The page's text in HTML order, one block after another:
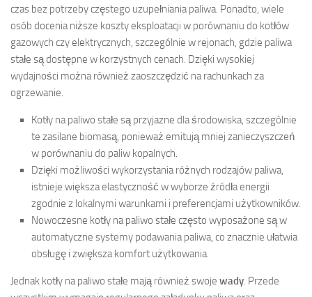
czas bez potrzeby częstego uzupełniania paliwa. Ponadto, wiele
osób docenia niższe koszty eksploatacji w porównaniu do kotłów
gazowych czy elektrycznych, szczególnie w rejonach, gdzie paliwa
stałe są dostępne w korzystnych cenach. Dzięki wysokiej
wydajności można również zaoszczędzić na rachunkach za
ogrzewanie.
Kotły na paliwo stałe są przyjazne dla środowiska, szczególnie
te zasilane biomasą, ponieważ emitują mniej zanieczyszczeń
w porównaniu do paliw kopalnych.
Dzięki możliwości wykorzystania różnych rodzajów paliwa,
istnieje większa elastyczność w wyborze źródła energii
zgodnie z lokalnymi warunkami i preferencjami użytkowników.
Nowoczesne kotły na paliwo stałe często wyposażone są w
automatyczne systemy podawania paliwa, co znacznie ułatwia
obsługę i zwiększa komfort użytkowania.
Jednak kotły na paliwo stałe mają również swoje wady. Przede